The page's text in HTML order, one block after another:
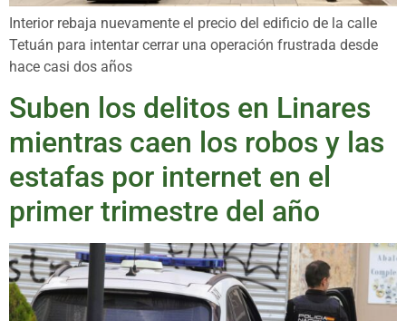
Interior rebaja nuevamente el precio del edificio de la calle
Tetuán para intentar cerrar una operación frustrada desde
hace casi dos años
Suben los delitos en Linares
mientras caen los robos y las
estafas por internet en el
primer trimestre del año